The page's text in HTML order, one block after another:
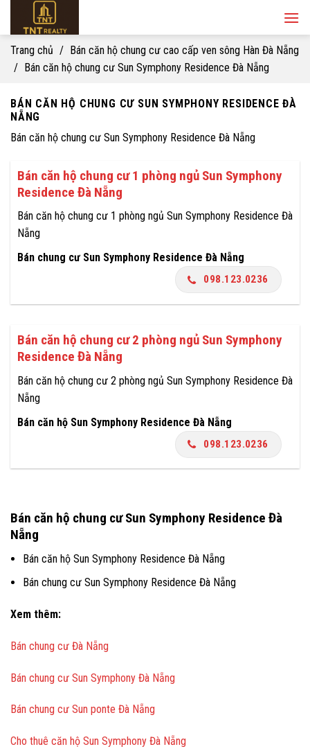
content
Trang chủ / Bán căn hộ chung cư cao cấp ven sông Hàn Đà Nẵng
/ Bán căn hộ chung cư Sun Symphony Residence Đà Nẵng
BÁN CĂN HỘ CHUNG CƯ SUN SYMPHONY RESIDENCE ĐÀ
NẴNG
Bán căn hộ chung cư Sun Symphony Residence Đà Nẵng
Bán căn hộ chung cư 1 phòng ngủ Sun Symphony
Residence Đà Nẵng
Bán căn hộ chung cư 1 phòng ngủ Sun Symphony Residence Đà
Nẵng
Bán chung cư Sun Symphony Residence Đà Nẵng
098.123.0236
Bán căn hộ chung cư 2 phòng ngủ Sun Symphony
Residence Đà Nẵng
Bán căn hộ chung cư 2 phòng ngủ Sun Symphony Residence Đà
Nẵng
Bán căn hộ Sun Symphony Residence Đà Nẵng
098.123.0236
Bán căn hộ chung cư Sun Symphony Residence Đà
Nẵng
Bán căn hộ Sun Symphony Residence Đà Nẵng
Bán chung cư Sun Symphony Residence Đà Nẵng
Xem thêm:
Bán chung cư Đà Nẵng
Bán chung cư Sun Symphony Đà Nẵng
Bán chung cư Sun ponte Đà Nẵng
Cho thuê căn hộ Sun Symphony Đà Nẵng